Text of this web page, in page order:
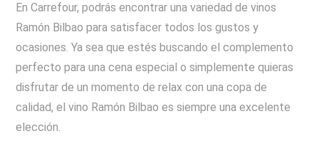
En Carrefour, podrás encontrar una variedad de vinos
Ramón Bilbao para satisfacer todos los gustos y
ocasiones. Ya sea que estés buscando el complemento
perfecto para una cena especial o simplemente quieras
disfrutar de un momento de relax con una copa de
calidad, el vino Ramón Bilbao es siempre una excelente
elección.